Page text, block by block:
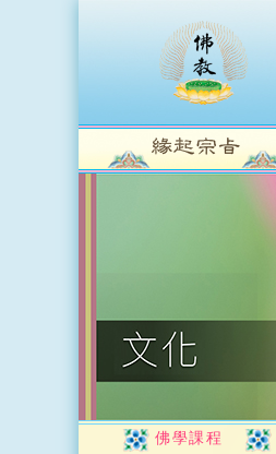
佛學課程